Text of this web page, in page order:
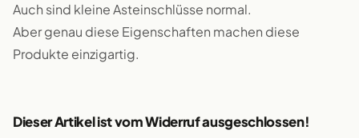
Auch sind kleine Asteinschlüsse normal.
Aber genau diese Eigenschaften machen diese
Produkte einzigartig.
Dieser Artikel ist vom Widerruf ausgeschlossen!